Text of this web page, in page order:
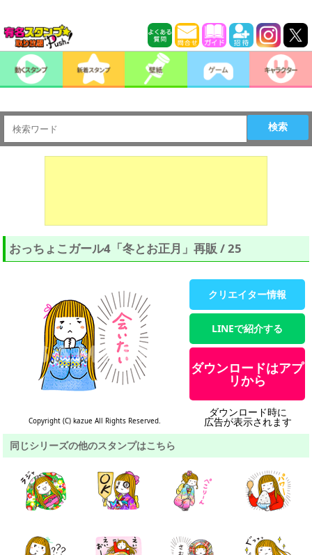
検索
おっちょこガール4「冬とお正月」再販 / 25
Copyright (C) kazue All Rights Reserved.
クリエイター情報
LINEで紹介する
ダウンロードはアプ
リから
ダウンロード時に
広告が表示されます
同じシリーズの他のスタンプはこちら